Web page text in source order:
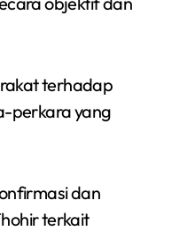
terhadap
perkara yang
dan
terkait